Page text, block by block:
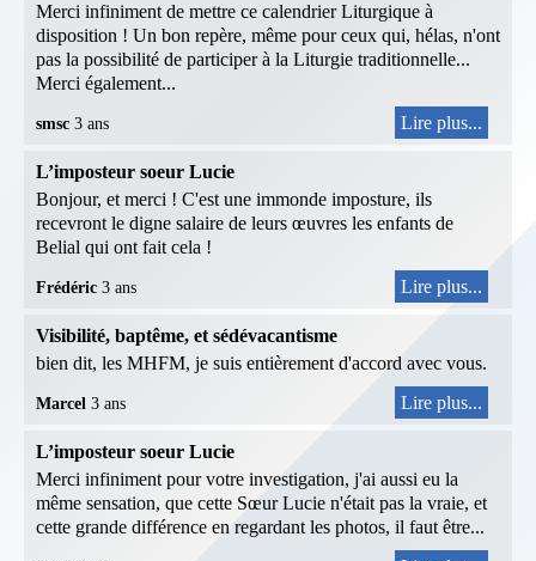
Merci infiniment de mettre ce calendrier Liturgique à
disposition ! Un bon repère, même pour ceux qui, hélas, n'ont
pas la possibilité de participer à la Liturgie traditionnelle...
Merci également...
smsc 3 ans Lire plus...
L’imposteur soeur Lucie
Bonjour, et merci ! C'est une immonde imposture, ils
recevront le digne salaire de leurs œuvres les enfants de
Belial qui ont fait cela !
Frédéric 3 ans Lire plus...
Visibilité, baptême, et sédévacantisme
bien dit, les MHFM, je suis entièrement d'accord avec vous.
Marcel 3 ans Lire plus...
L’imposteur soeur Lucie
Merci infiniment pour votre investigation, j'ai aussi eu la
même sensation, que cette Sœur Lucie n'était pas la vraie, et
cette grande différence en regardant les photos, il faut être...